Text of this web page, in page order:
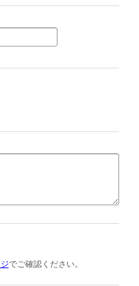
でご確認ください。